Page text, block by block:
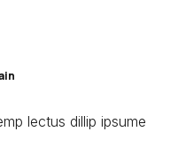
lectus dillip ipsume